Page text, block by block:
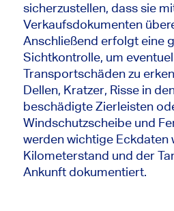
sicherzustellen, dass sie
Verkaufsdokumenten
Anschließend erfolgt eine
Sichtkontrolle, um
Transportschäden zu
Dellen, Kratzer, Risse in
beschädigte Zierleisten
Windschutzscheibe und
werden wichtige Eckdaten
Kilometerstand und der
Ankunft dokumentiert.